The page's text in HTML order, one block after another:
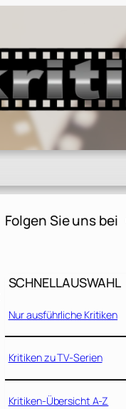
Folgen Sie uns bei
SCHNELLAUSWAHL
Nur ausführliche Kritiken
Kritiken zu TV-Serien
Kritiken-Übersicht A-Z